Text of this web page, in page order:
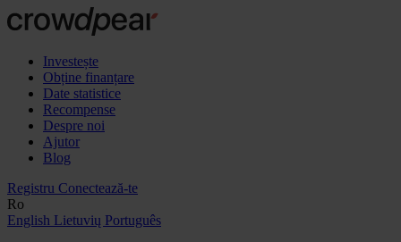
Investește
Obține finanțare
Date statistice
Recompense
Despre noi
Ajutor
Blog
Registru Conectează-te
Ro
English Lietuvių Português